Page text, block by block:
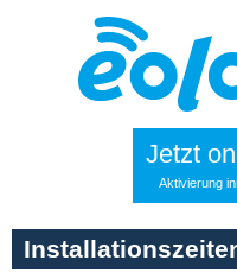
Jetzt
Aktivierung